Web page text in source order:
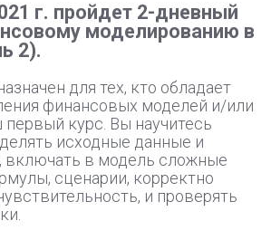
г. пройдет 2-дневный
моделированию в
2).
для тех, кто обладает
финансовых моделей и/или
курс. Вы научитесь
исходные данные и
включать в модель сложные
сценарии, корректно
и проверять